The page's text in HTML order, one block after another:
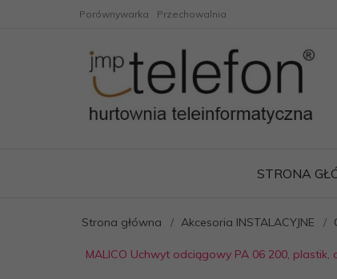
Porównywarka Przechowalnia
STRONA
Strona główna Akcesoria INSTALACYJNE
MALICO Uchwyt odciągowy PA 06 200,